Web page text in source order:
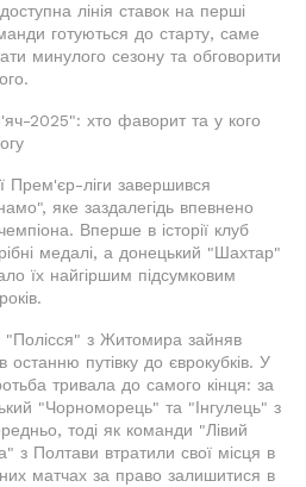
лінія ставок на перші
готуються до старту, саме
минулого сезону та обговорити
2025": хто фаворит та у кого
Прем'єр-ліги завершився
яке заздалегідь впевнено
Вперше в історії клуб
медалі, а донецький "Шахтар"
їх найгіршим підсумковим
"Полісся" з Житомира зайняв
останню путівку до єврокубків. У
тривала до самого кінця: за
"Чорноморець" та "Інгулець" з
тоді як команди "Лівий
з Полтави втратили свої місця в
матчах за право залишитися в